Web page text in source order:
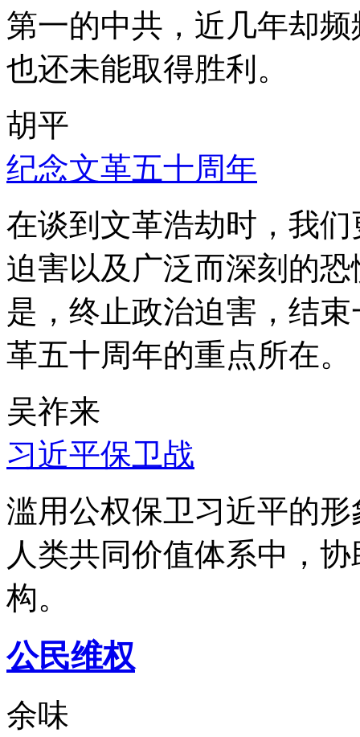
第一的中共，近几年却
也还未能取得胜利。
胡平
纪念文革五十周年
在谈到文革浩劫时，我
迫害以及广泛而深刻的
是，终止政治迫害，结
革五十周年的重点所在。
吴祚来
习近平保卫战
滥用公权保卫习近平的
人类共同价值体系中，
构。
公民维权
余味